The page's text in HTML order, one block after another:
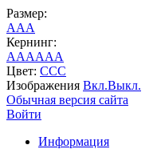
Размер:
AAA
Кернинг:
AAAAAA
Цвет: CCC
Изображения Вкл.Выкл.
Обычная версия сайта
Войти
Информация